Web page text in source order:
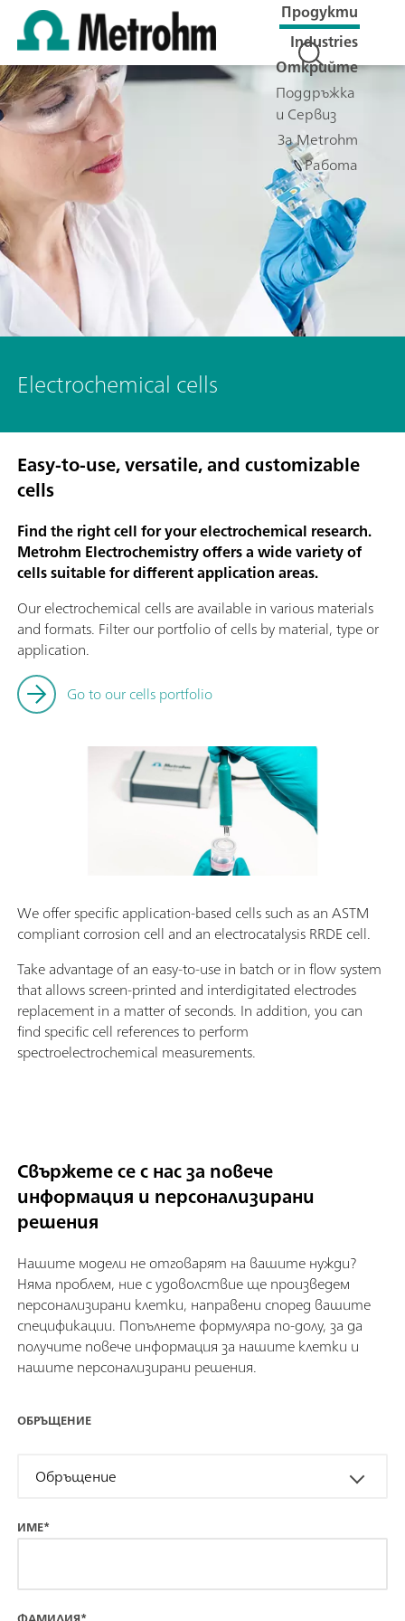
Продукти
Industries
Открийте
Поддръжка
и Сервиз
За Metrohm
Работа
Electrochemical cells
Easy-to-use, versatile, and customizable
cells
Find the right cell for your electrochemical research.
Metrohm Electrochemistry offers a wide variety of
cells suitable for different application areas.
Our electrochemical cells are available in various materials
and formats. Filter our portfolio of cells by material, type or
application.
Go to our cells portfolio
We offer specific application-based cells such as an ASTM
compliant corrosion cell and an electrocatalysis RRDE cell.
Take advantage of an easy-to-use in batch or in flow system
that allows screen-printed and interdigitated electrodes
replacement in a matter of seconds. In addition, you can
find specific cell references to perform
spectroelectrochemical measurements.
Свържете се с нас за повече
информация и персонализирани
решения
Нашите модели не отговарят на вашите нужди?
Няма проблем, ние с удоволствие ще произведем
персонализирани клетки, направени според вашите
спецификации. Попълнете формуляра по-долу, за да
получите повече информация за нашите клетки и
нашите персонализирани решения.
ОБРЪЩЕНИЕ
Обръщение
ИМЕ*